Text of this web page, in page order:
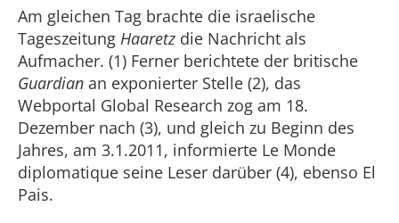
Am gleichen Tag brachte die israelische
Tageszeitung Haaretz die Nachricht als
Aufmacher. (1) Ferner berichtete der britische
Guardian an exponierter Stelle (2), das
Webportal Global Research zog am 18.
Dezember nach (3), und gleich zu Beginn des
Jahres, am 3.1.2011, informierte Le Monde
diplomatique seine Leser darüber (4), ebenso El
Pais.